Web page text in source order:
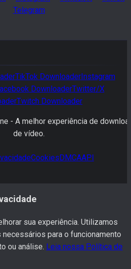
Telegram
TikTok DownloaderInstagram
DownloaderTwitter/X
Twitch Downloader
- A melhor experiência de
de vídeo.
CookiesDMCAAPI
sua experiência. Utilizamos
para o funcionamento
ou análise. Leia nossa Política de